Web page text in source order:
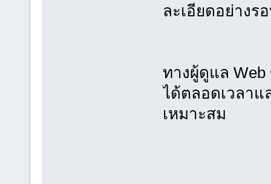
ละเอียดอย่าง
ทางผู้ดูแล
ได้ตลอดเวลา
เหมาะสม